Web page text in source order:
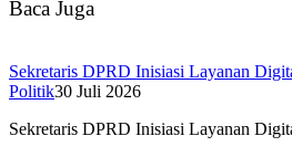
Baca Juga
Sekretaris DPRD Inisiasi Layanan
Politik30 Juli 2026
Sekretaris DPRD Inisiasi Layanan